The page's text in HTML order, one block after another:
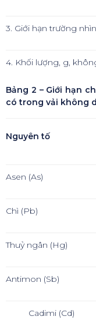
3. Giới hạn trường
4. Khối lượng, g,
Bảng 2 – Giới hạn
có trong vải không
Nguyên tố
Asen (As)
Chì (Pb)
Thuỷ ngân (Hg)
Antimon (Sb)
Cadimi (Cd)